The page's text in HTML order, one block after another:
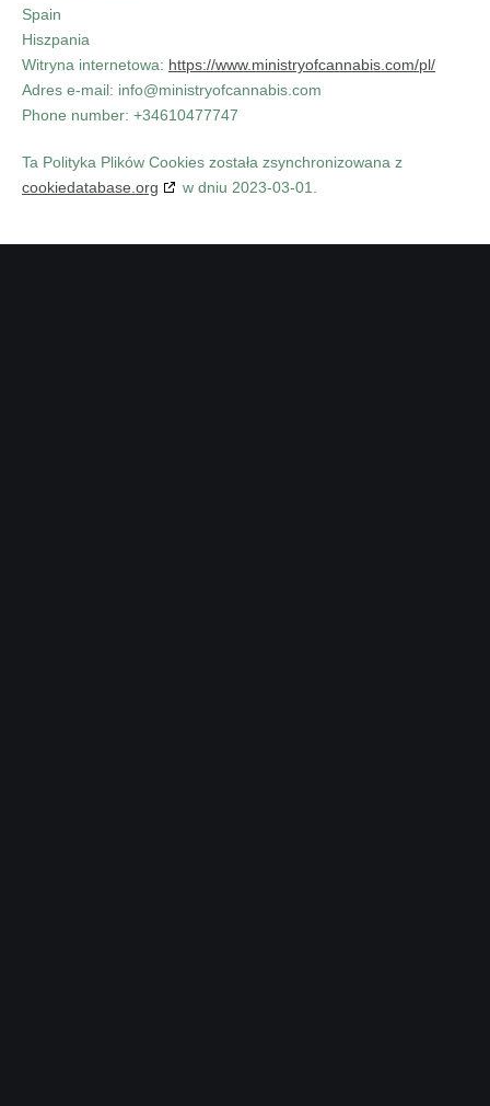
Spain
Hiszpania
Witryna internetowa: https://www.ministryofcannabis.com/pl/
Adres e-mail: info@ministryofcannabis.com
Phone number: +34610477747
Ta Polityka Plików Cookies została zsynchronizowana z
cookiedatabase.org
w dniu 2023-03-01.